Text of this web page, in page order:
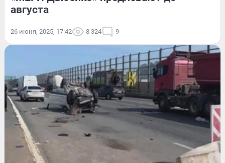
августа
26 июня, 2025, 17:42 8 324 9